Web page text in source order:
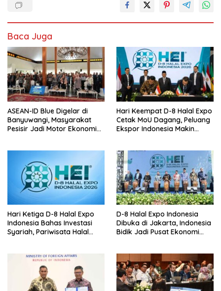
Baca Juga
ASEAN-ID Blue Digelar di
Banyuwangi, Masyarakat
Pesisir Jadi Motor Ekonomi
Hari Keempat D-8 Halal Expo
Cetak MoU Dagang, Peluang
Ekspor Indonesia Makin
Hari Ketiga D-8 Halal Expo
Indonesia Bahas Investasi
Syariah, Pariwisata Halal
D-8 Halal Expo Indonesia
Dibuka di Jakarta, Indonesia
Bidik Jadi Pusat Ekonomi